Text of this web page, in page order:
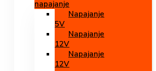
napajanje
Napajanje
5V
Napajanje
12V
Napajanje
12V